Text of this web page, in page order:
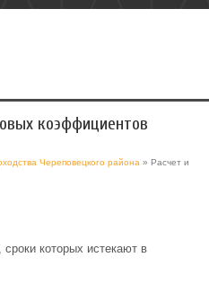
коэффициентов
Череповецкого района » Расчет и
сроки которых истекают в